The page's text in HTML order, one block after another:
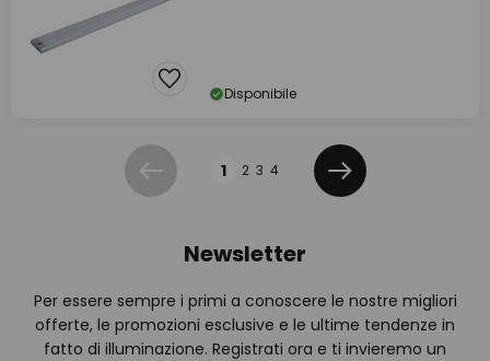
Disponibile
Precedente 1 2 3 4
Prossimo
Newsletter
Per essere sempre i primi a conoscere le nostre migliori
offerte, le promozioni esclusive e le ultime tendenze in
fatto di illuminazione. Registrati ora e ti invieremo un